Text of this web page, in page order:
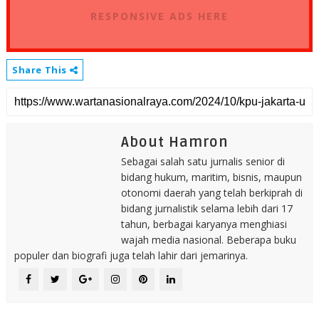
RESPONSIVE ADS HERE
Share This
About Hamron
Sebagai salah satu jurnalis senior di
bidang hukum, maritim, bisnis, maupun
otonomi daerah yang telah berkiprah di
bidang jurnalistik selama lebih dari 17
tahun, berbagai karyanya menghiasi
wajah media nasional. Beberapa buku
populer dan biografi juga telah lahir dari jemarinya.